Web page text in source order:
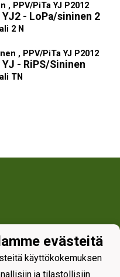
, PPV/PiTa YJ P2012
YJ2 - LoPa/sininen 2
2 N
, PPV/PiTa YJ P2012
YJ - RiPS/Sininen
TN
evästeitä
käyttökokemuksen
ja tilastollisiin